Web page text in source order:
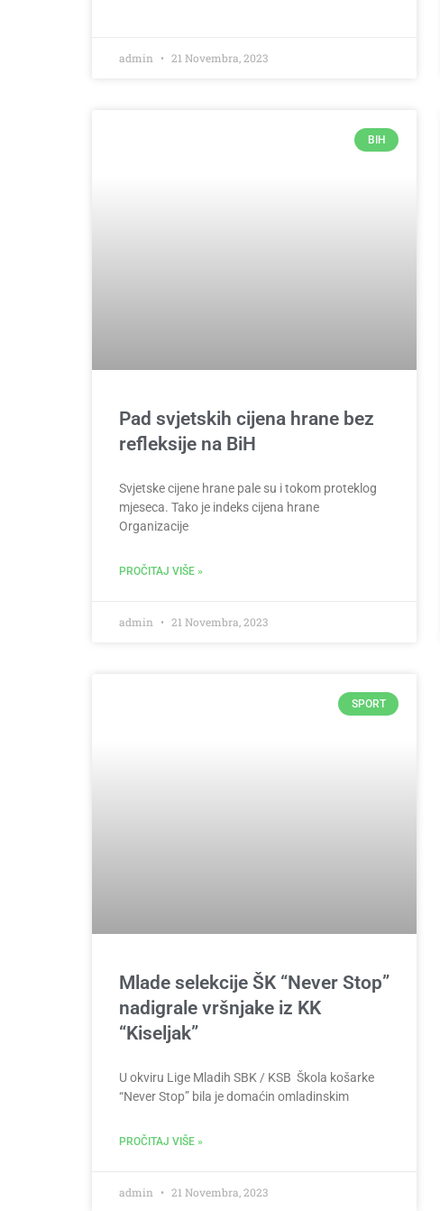
admin 21 Novembra, 2023
BIH
Pad svjetskih cijena hrane bez
refleksije na BiH
Svjetske cijene hrane pale su i tokom proteklog
mjeseca. Tako je indeks cijena hrane
Organizacije
PROČITAJ VIŠE »
admin 21 Novembra, 2023
SPORT
Mlade selekcije ŠK “Never Stop”
nadigrale vršnjake iz KK
“Kiseljak”
U okviru Lige Mladih SBK / KSB Škola košarke
“Never Stop” bila je domaćin omladinskim
PROČITAJ VIŠE »
admin 21 Novembra, 2023